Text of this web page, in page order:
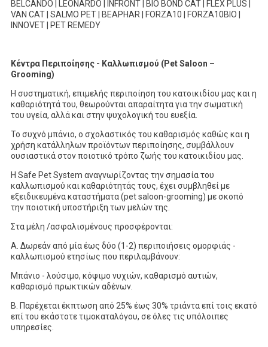
BELCANDO | LEONARDO | INFRONT | BIO BOND CAT | FLEX PLUS |
VAN CAT | SALMO PET | BEAPHAR | FORZA10 | FORZA10BIO |
INNOVET | PET REMEDY
Κέντρα Περιποίησης - Καλλωπισμού (PetSaloon –
Grooming)
Η συστηματική, επιμελής περιποίηση του κατοικιδίου μας και η
καθαριότητά του, θεωρούνται απαραίτητα για την σωματική
του υγεία, αλλά και στην ψυχολογική του ευεξία.
Το συχνό μπάνιο, ο σχολαστικός του καθαρισμός καθώς και η
χρήση κατάλληλων προϊόντων περιποίησης, συμβάλλουν
ουσιαστικά στον ποιοτικό τρόπο ζωής του κατοικιδίου μας.
H Safe Pet System αναγνωρίζοντας την σημασία του
καλλωπισμού και καθαριότητάς τους, έχει συμβληθεί με
εξειδικευμένα καταστήματα (pet saloon-grooming) με σκοπό
την ποιοτική υποστήριξη των μελών της.
Στα μέλη /ασφαλισμένους προσφέρονται:
A. Δωρεάν από μία έως δύο (1-2) περιποιήσεις ομορφιάς -
καλλωπισμού ετησίως που περιλαμβάνουν:
Μπάνιο - λούσιμο, κόψιμο νυχιών, καθαρισμό αυτιών,
καθαρισμό πρωκτικών αδένων.
B. Παρέχεται έκπτωση από 25% έως 30% τριάντα επί τοις εκατό
επί του εκάστοτε τιμοκαταλόγου, σε όλες τις υπόλοιπες
υπηρεσίες.